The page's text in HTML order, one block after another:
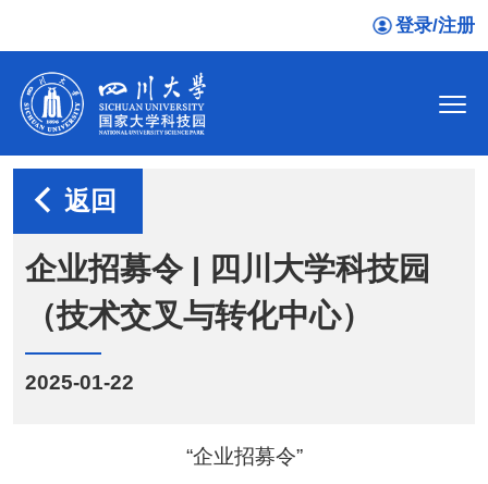
登录/注册
返回
企业招募令 | 四川大学科技园
（技术交叉与转化中心）
2025-01-22
“企业招募令”